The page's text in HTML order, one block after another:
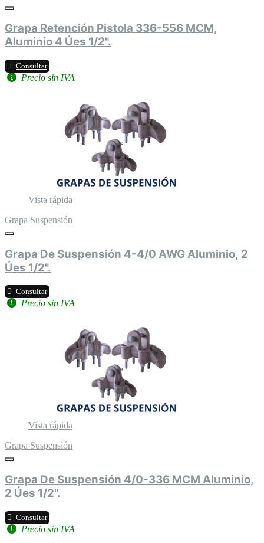
Grapa Retención Pistola 336-556 MCM,
Aluminio 4 Úes 1/2".
Consultar
Precio sin IVA
Vista rápida
Grapa Suspensión
Grapa De Suspensión 4-4/0 AWG Aluminio, 2
Úes 1/2".
Consultar
Precio sin IVA
Vista rápida
Grapa Suspensión
Grapa De Suspensión 4/0-336 MCM Aluminio,
2 Úes 1/2".
Consultar
Precio sin IVA